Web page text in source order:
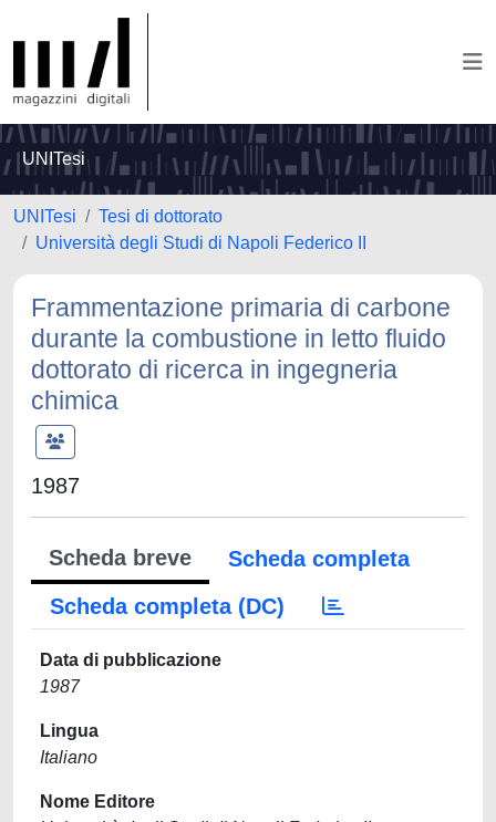
UNITesi
UNITesi
Tesi di dottorato
Università degli Studi di Napoli Federico II
Frammentazione primaria di carbone
durante la combustione in letto fluido
dottorato di ricerca in ingegneria
chimica
1987
Scheda breve
Scheda completa
Scheda completa (DC)
Data di pubblicazione
1987
Lingua
Italiano
Nome Editore